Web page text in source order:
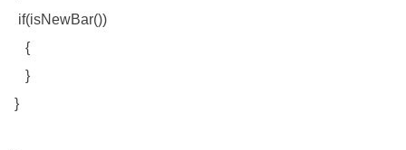
if(isNewBar())
{
}
}